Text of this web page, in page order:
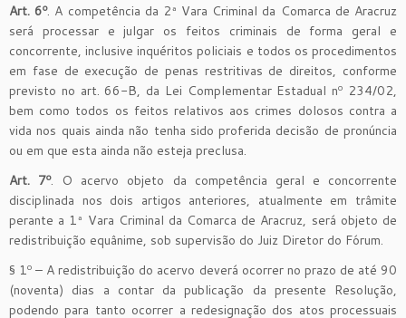
Art. 6º. A competência da 2ª Vara Criminal da Comarca de Aracruz
será processar e julgar os feitos criminais de forma geral e
concorrente, inclusive inquéritos policiais e todos os procedimentos
em fase de execução de penas restritivas de direitos, conforme
previsto no art. 66-B, da Lei Complementar Estadual nº 234/02,
bem como todos os feitos relativos aos crimes dolosos contra a
vida nos quais ainda não tenha sido proferida decisão de pronúncia
ou em que esta ainda não esteja preclusa.
Art. 7º. O acervo objeto da competência geral e concorrente
disciplinada nos dois artigos anteriores, atualmente em trâmite
perante a 1ª Vara Criminal da Comarca de Aracruz, será objeto de
redistribuição equânime, sob supervisão do Juiz Diretor do Fórum.
§ 1º – A redistribuição do acervo deverá ocorrer no prazo de até 90
(noventa) dias a contar da publicação da presente Resolução,
podendo para tanto ocorrer a redesignação dos atos processuais